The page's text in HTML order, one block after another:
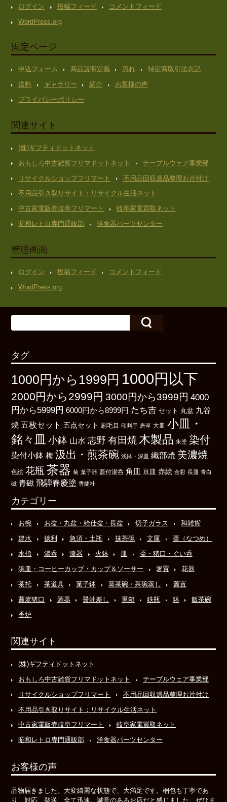
ログイン 投稿フィード
コメントフィード
WordPress.org
固定ページ
申込フォーム 商品説明定義 流れ
特定商取引法表記
送料
ギャラリー 紹介
お客様の声
プライバシーポリシー
関連サイト
(株)ギフティドットネット
おもしろ中古雑貨フリマドットネット
テーブルウェア事業部
リサイクルショップフリマート
不用品回収遺品整理お片付け
不用品引き取りサイト：リサイクル生活ネット
中古家電販売岐阜フリマート
岐阜家電買取ネット
昭和レトロ専門通販部
洋食器パーツセンター
管理画面
ログイン 投稿フィード
コメントフィード
WordPress.org
タグ
1000円から1999円 1000円以下
2000円から2999円 3000円から3999円 4000
円から5999円 6000円から8999円 たち吉 セット 丸盆 九谷
焼 五枚セット 五点セット 刷毛目 印判手 唐草 大皿 小皿・
銘々皿 小鉢 山水 志野 有田焼 木製品 朱塗 染付
染付小鉢 梅 汲出・煎茶碗 浅鉢・深皿 織部焼 美濃焼
色絵 花瓶 茶器 菊 菓子器 蓋付湯呑 角皿 豆皿 赤絵 金彩 長皿 青白
磁 青磁 飛騨春慶塗 香蘭社
カテゴリー
お椀 お盆・丸盆・給仕盆・長盆 切子ガラス
和雑貨
建水
徳利 急須・土瓶 抹茶碗 文庫
棗（なつめ）
水指
湯呑 漆器 火鉢 皿
盃・猪口・ぐい呑
碗皿・コーヒーカップ・カップ＆ソーサー
箸置
花器
茶托
茶道具 菓子鉢 蒸茶碗・茶碗蒸し
蓋置
蕎麦猪口
酒器 醤油差し 重箱 鉄瓶 鉢
飯茶碗
香炉
関連サイト
(株)ギフティドットネット
おもしろ中古雑貨フリマドットネット
テーブルウェア事業部
リサイクルショップフリマート
不用品回収遺品整理お片付け
不用品引き取りサイト：リサイクル生活ネット
中古家電販売岐阜フリマート
岐阜家電買取ネット
昭和レトロ専門通販部
洋食器パーツセンター
お客様の声
品物届きました。大変綺麗な状態で、大満足です。梱包も丁寧であ
り、対応、発送、全て迅速。誠意のあるお店だと感じました。ぜひま